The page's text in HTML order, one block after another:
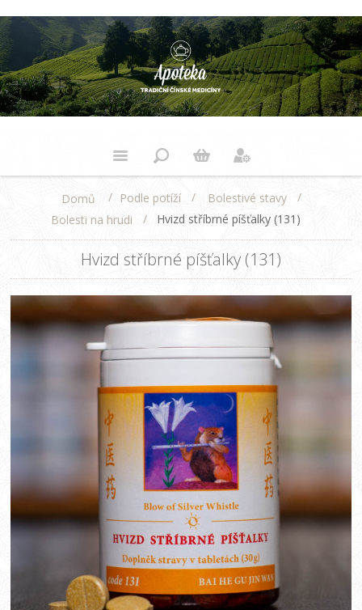
Domů / Podle potíží / Bolestivé stavy
/
Bolesti na hrudi
/ Hvizd stříbrné píšťalky (131)
Hvizd stříbrné píšťalky (131)